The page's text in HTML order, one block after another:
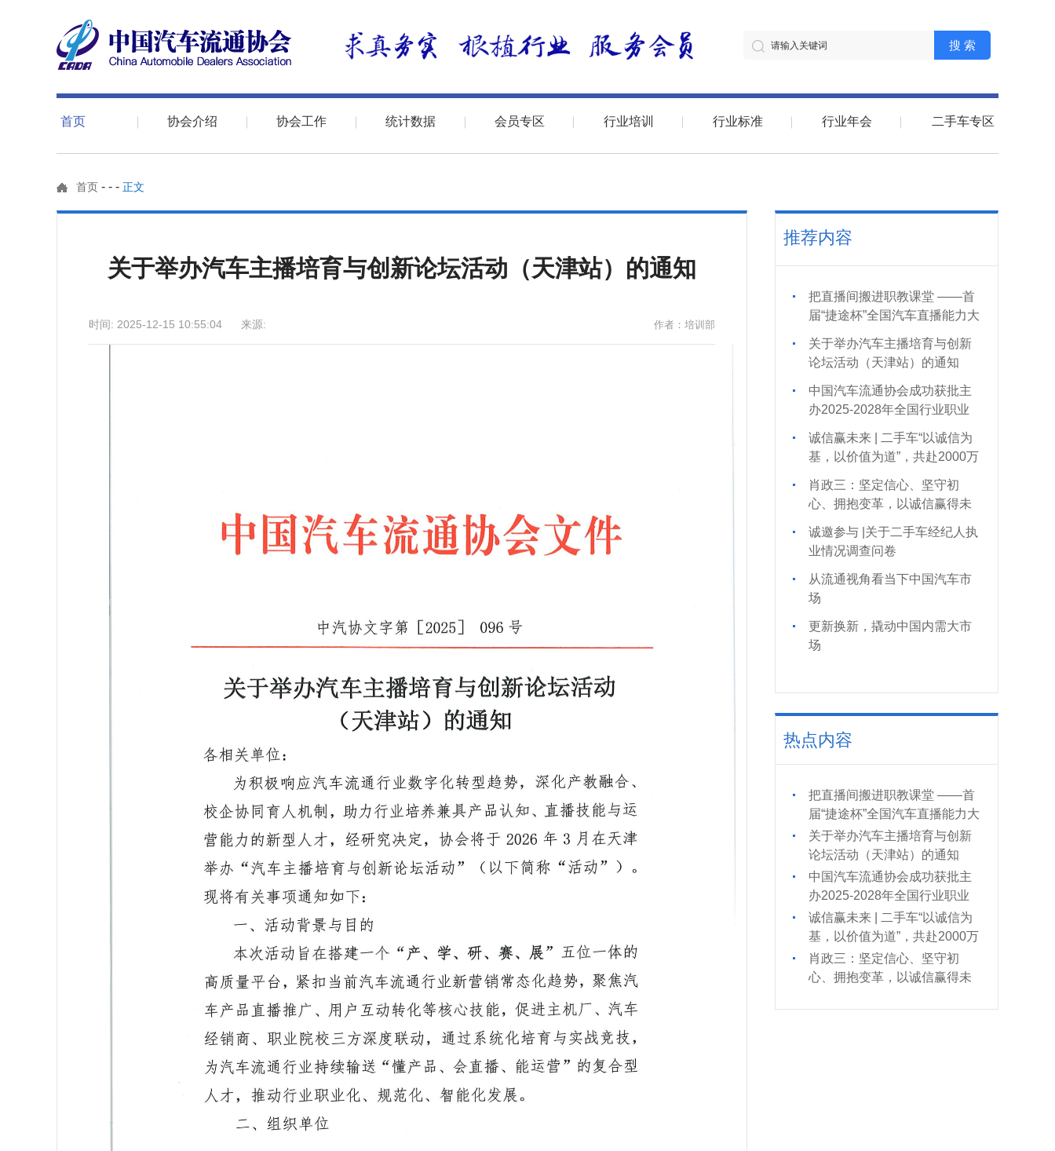
搜 索
首页 协会介绍 协会工作 统计数据 会员专区 行业培训 行业标准 行业年会 二手车专区
首页 - - - 正文
关于举办汽车主播培育与创新论坛活动（天津站）的通知
时间: 2025-12-15 10:55:04 来源: 作者：培训部
推荐内容
把直播间搬进职教课堂 ——首
届“捷途杯”全国汽车直播能力大
赛的“破圈”实践
关于举办汽车主播培育与创新
论坛活动（天津站）的通知
中国汽车流通协会成功获批主
办2025-2028年全国行业职业
技能竞赛—全国汽车流通行业
职业技能竞赛
诚信赢未来 | 二手车“以诚信为
基，以价值为道”，共赴2000万
肖政三：坚定信心、坚守初
心、拥抱变革，以诚信赢得未
诚邀参与 |关于二手车经纪人执
业情况调查问卷
从流通视角看当下中国汽车市
场
更新换新，撬动中国内需大市
场
热点内容
把直播间搬进职教课堂 ——首
届“捷途杯”全国汽车直播能力大
赛的“破圈”实践
关于举办汽车主播培育与创新
论坛活动（天津站）的通知
中国汽车流通协会成功获批主
办2025-2028年全国行业职业
技能竞赛—全国汽车流通行业
职业技能竞赛
诚信赢未来 | 二手车“以诚信为
基，以价值为道”，共赴2000万
辆新时代
肖政三：坚定信心、坚守初
心、拥抱变革，以诚信赢得未